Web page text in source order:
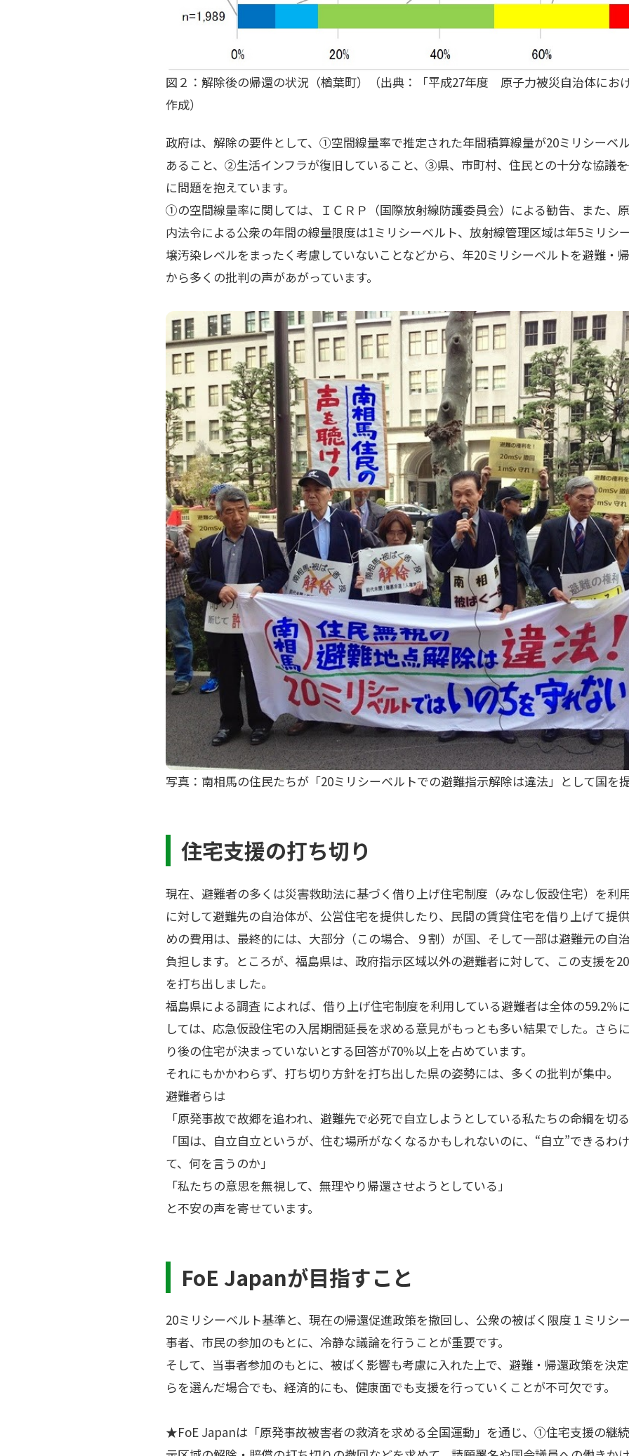
図２：解除後の帰還の状況（楢葉町）（出典：「平成27年度 原子力被災自治体にお
作成）
政府は、解除の要件として、①空間線量率で推定された年間積算線量が20ミリシーベ
あること、②生活インフラが復旧していること、③県、市町村、住民との十分な協議――
に問題を抱えています。
①の空間線量率に関しては、ＩＣＲＰ（国際放射線防護委員会）による勧告、また、
内法令による公衆の年間の線量限度は1ミリシーベルト、放射線管理区域は年5ミリシ
壌汚染レベルをまったく考慮していないことなどから、年20ミリシーベルトを避難・
から多くの批判の声があがっています。
写真：南相馬の住民たちが「20ミリシーベルトでの避難指示解除は違法」として国を
住宅支援の打ち切り
現在、避難者の多くは災害救助法に基づく借り上げ住宅制度（みなし仮設住宅）を利
に対して避難先の自治体が、公営住宅を提供したり、民間の賃貸住宅を借り上げて提
めの費用は、最終的には、大部分（この場合、９割）が国、そして一部は避難元の自
負担します。ところが、福島県は、政府指示区域以外の避難者に対して、この支援を
を打ち出しました。
福島県による調査 によれば、借り上げ住宅制度を利用している避難者は全体の59.2％
しては、応急仮設住宅の入居期間延長を求める意見がもっとも多い結果でした。さら
り後の住宅が決まっていないとする回答が70％以上を占めています。
それにもかかわらず、打ち切り方針を打ち出した県の姿勢には、多くの批判が集中。
避難者らは
「原発事故で故郷を追われ、避難先で必死で自立しようとしている私たちの命綱を切
「国は、自立自立というが、住む場所がなくなるかもしれないのに、“自立”できるわ
て、何を言うのか」
「私たちの意思を無視して、無理やり帰還させようとしている」
と不安の声を寄せています。
FoE Japanが目指すこと
20ミリシーベルト基準と、現在の帰還促進政策を撤回し、公衆の被ばく限度１ミリシ
事者、市民の参加のもとに、冷静な議論を行うことが重要です。
そして、当事者参加のもとに、被ばく影響も考慮に入れた上で、避難・帰還政策を決
らを選んだ場合でも、経済的にも、健康面でも支援を行っていくことが不可欠です。
★FoE Japanは「原発事故被害者の救済を求める全国運動」を通じ、①住宅支援の